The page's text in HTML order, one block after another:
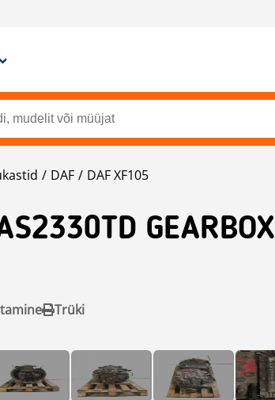
DAF DAF XF105
GEARBOX
Trüki